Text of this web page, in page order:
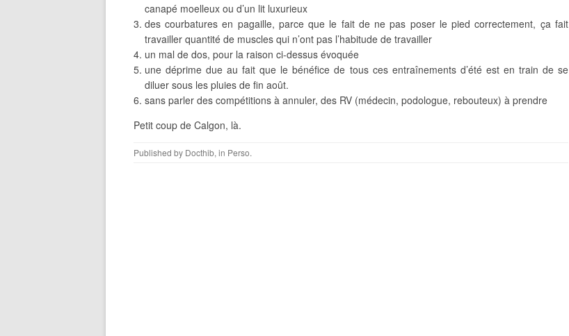
canapé moelleux ou d’un lit luxurieux
des courbatures en pagaille, parce que le fait de ne pas poser le pied correctement, ça fait
travailler quantité de muscles qui n’ont pas l’habitude de travailler
un mal de dos, pour la raison ci-dessus évoquée
une déprime due au fait que le bénéfice de tous ces entraînements d’été est en train de se
diluer sous les pluies de fin août.
sans parler des compétitions à annuler, des RV (médecin, podologue, rebouteux) à prendre
Petit coup de Calgon, là.
Published by Docthib, in Perso.